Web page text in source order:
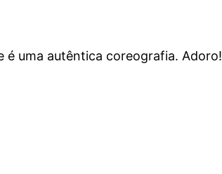
é uma autêntica coreografia. Adoro!